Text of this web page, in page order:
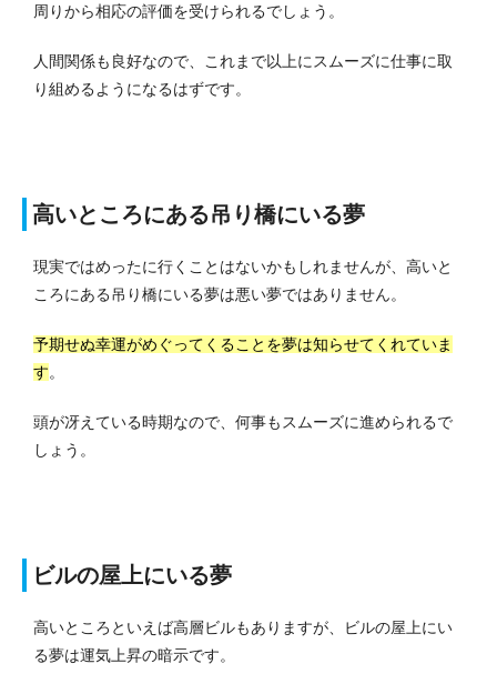
周りから相応の評価を受けられるでしょう。
人間関係も良好なので、これまで以上にスムーズに仕事に取
り組めるようになるはずです。
高いところにある吊り橋にいる夢
現実ではめったに行くことはないかもしれませんが、高いと
ころにある吊り橋にいる夢は悪い夢ではありません。
予期せぬ幸運がめぐってくることを夢は知らせてくれていま
す。
頭が冴えている時期なので、何事もスムーズに進められるで
しょう。
ビルの屋上にいる夢
高いところといえば高層ビルもありますが、ビルの屋上にい
る夢は運気上昇の暗示です。